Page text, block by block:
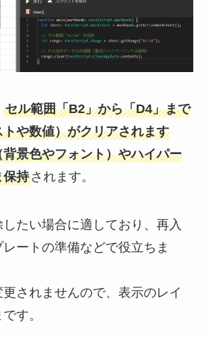
セル範囲「B2」から「D4」まで
や数値）がクリアされます
景色やフォント）やハイパー
保持されます。
たい場合に適しており、再入
ートの準備などで役立ちま
されませんので、表示のレイ
す。